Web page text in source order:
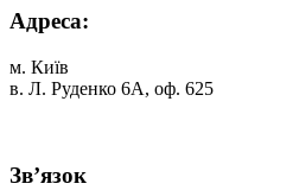
Адреса:
м. Київ
в. Л. Руденко 6А, оф. 625
Зв’язок